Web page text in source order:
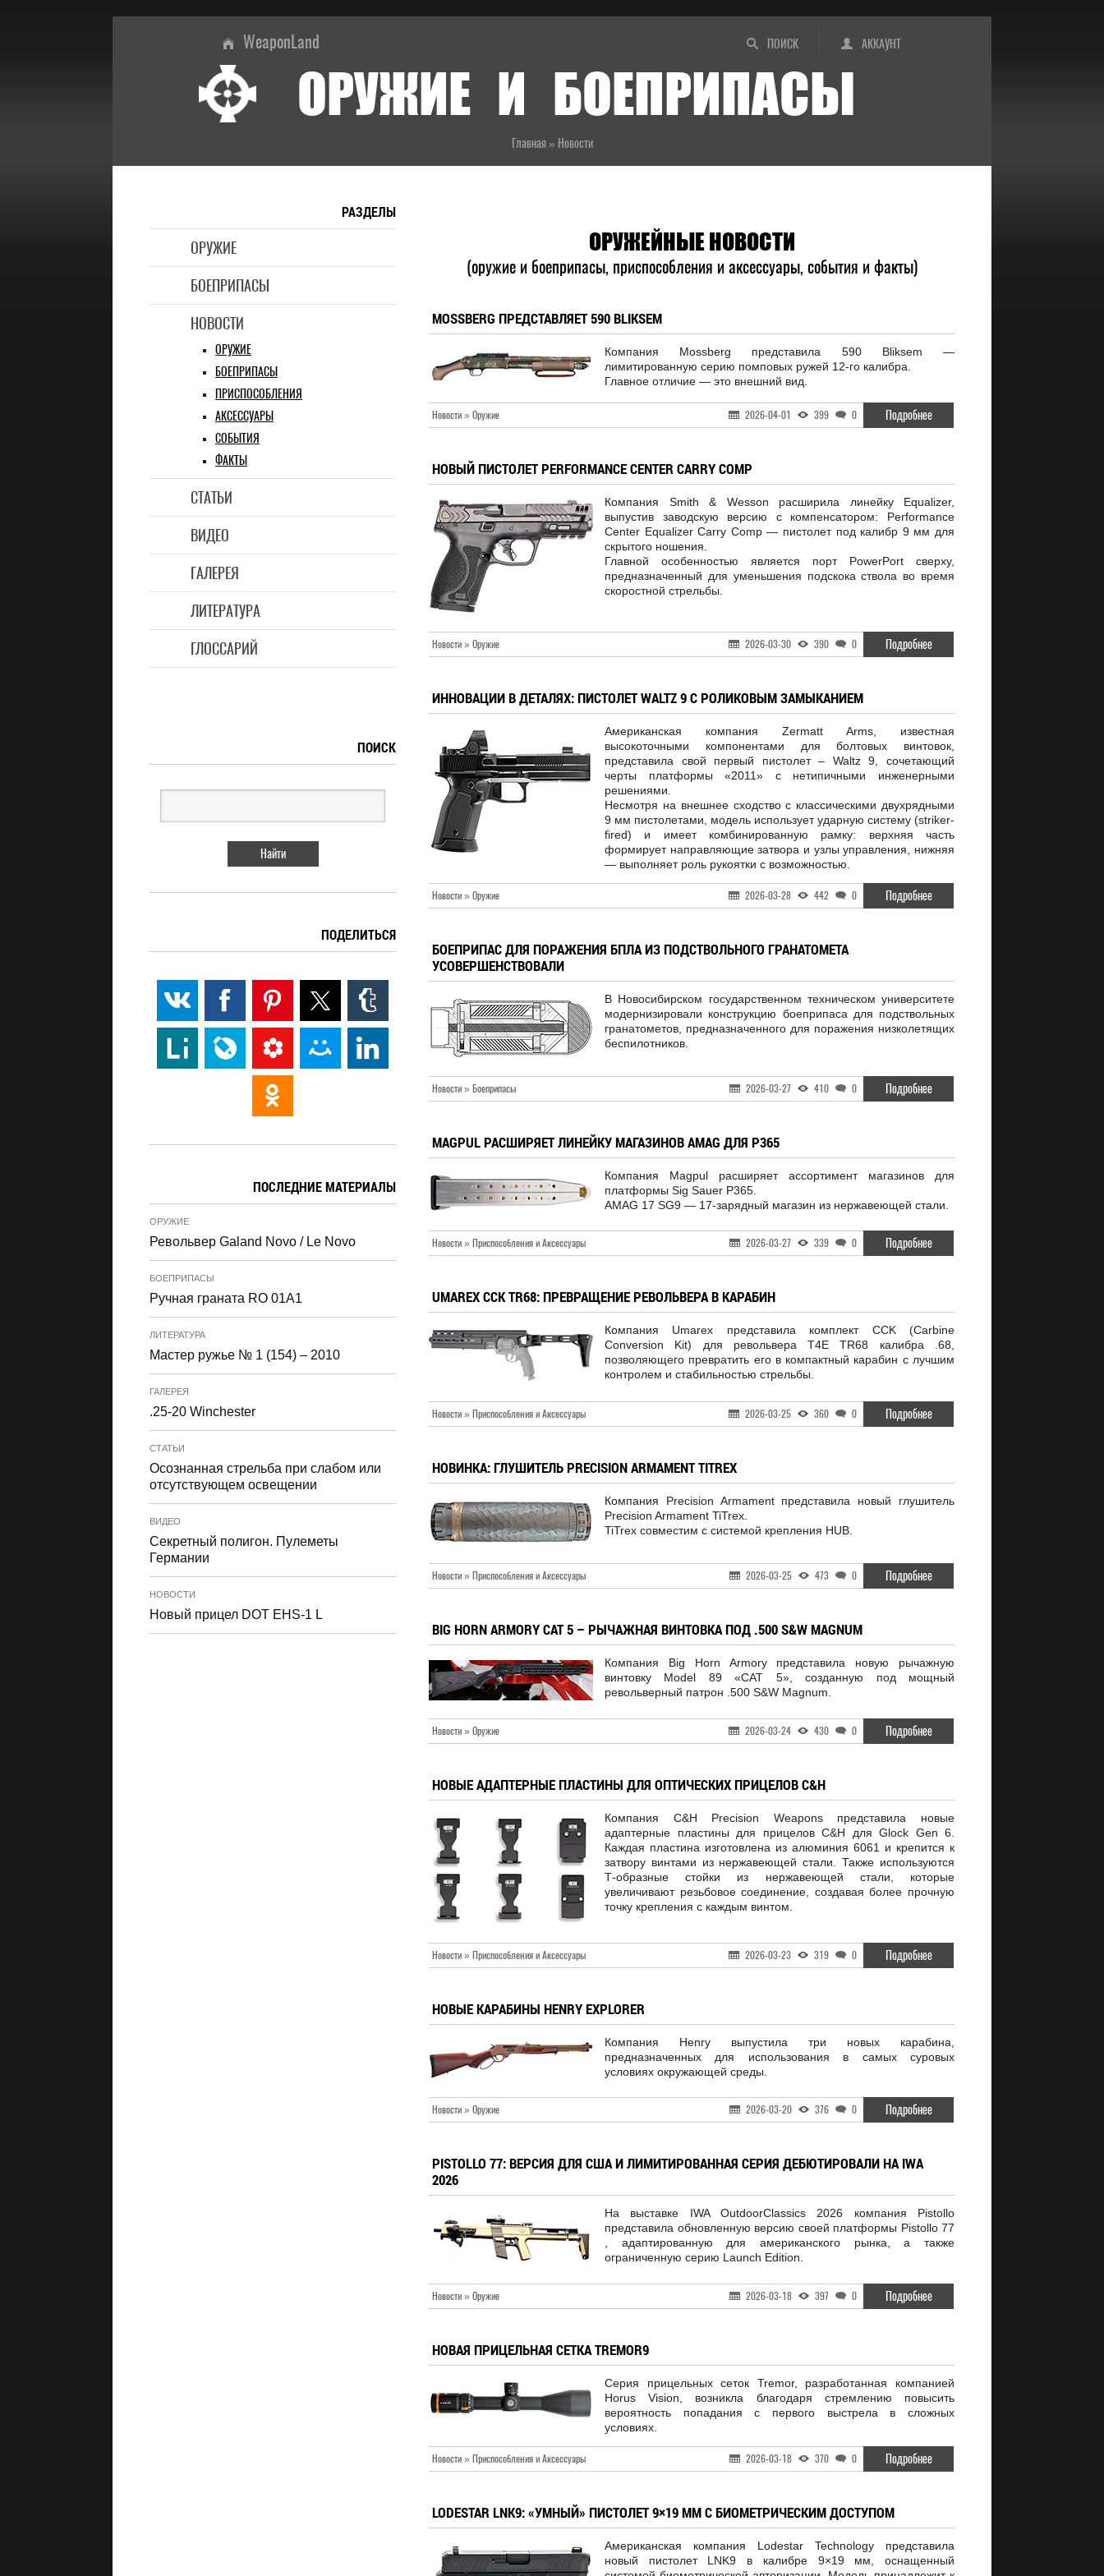
ПОИСК АККАУНТ
WeaponLand
ОРУЖИЕ И БОЕПРИПАСЫ
Главная» Новости
РАЗДЕЛЫ
ОРУЖИЕ
БОЕПРИПАСЫ
НОВОСТИ
ОРУЖИЕ
БОЕПРИПАСЫ
ПРИСПОСОБЛЕНИЯ
АКСЕССУАРЫ
СОБЫТИЯ
ФАКТЫ
СТАТЬИ
ВИДЕО
ГАЛЕРЕЯ
ЛИТЕРАТУРА
ГЛОССАРИЙ
ОРУЖЕЙНЫЕ НОВОСТИ
(оружие и боеприпасы, приспособления и аксессуары, события и факты)
MOSSBERG ПРЕДСТАВЛЯЕТ 590 BLIKSEM
Компания Mossberg представила 590 Bliksem —
лимитированную серию помповых ружей 12-го калибра.
Главное отличие — это внешний вид.
Новости » Оружие 2026-04-01 399 0 Подробнее
НОВЫЙ ПИСТОЛЕТ PERFORMANCE CENTER CARRY COMP
Компания Smith & Wesson расширила линейку Equalizer,
выпустив заводскую версию с компенсатором: Performance
Center Equalizer Carry Comp — пистолет под калибр 9 мм для
скрытого ношения.
Главной особенностью является порт PowerPort сверху,
предназначенный для уменьшения подскока ствола во время
скоростной стрельбы.
Новости » Оружие 2026-03-30 390 0 Подробнее
ИННОВАЦИИ В ДЕТАЛЯХ: ПИСТОЛЕТ WALTZ 9 С РОЛИКОВЫМ ЗАМЫКАНИЕМ
Американская компания Zermatt Arms, известная
высокоточными компонентами для болтовых винтовок,
представила свой первый пистолет – Waltz 9, сочетающий
черты платформы «2011» с нетипичными инженерными
решениями.
Несмотря на внешнее сходство с классическими двухрядными
9 мм пистолетами, модель использует ударную систему (striker-
fired) и имеет комбинированную рамку: верхняя часть
формирует направляющие затвора и узлы управления, нижняя
— выполняет роль рукоятки с возможностью.
Новости » Оружие 2026-03-28 442 0 Подробнее
БОЕПРИПАС ДЛЯ ПОРАЖЕНИЯ БПЛА ИЗ ПОДСТВОЛЬНОГО ГРАНАТОМЕТА
УСОВЕРШЕНСТВОВАЛИ
В Новосибирском государственном техническом университете
модернизировали конструкцию боеприпаса для подствольных
гранатометов, предназначенного для поражения низколетящих
беспилотников.
Новости » Боеприпасы 2026-03-27 410 0 Подробнее
MAGPUL РАСШИРЯЕТ ЛИНЕЙКУ МАГАЗИНОВ AMAG ДЛЯ P365
Компания Magpul расширяет ассортимент магазинов для
платформы Sig Sauer P365.
AMAG 17 SG9 — 17-зарядный магазин из нержавеющей стали.
Новости » Приспособления и Аксессуары 2026-03-27 339 0 Подробнее
UMAREX CCK TR68: ПРЕВРАЩЕНИЕ РЕВОЛЬВЕРА В КАРАБИН
Компания Umarex представила комплект CCK (Carbine
Conversion Kit) для револьвера T4E TR68 калибра .68,
позволяющего превратить его в компактный карабин с лучшим
контролем и стабильностью стрельбы.
Новости » Приспособления и Аксессуары 2026-03-25 360 0 Подробнее
НОВИНКА: ГЛУШИТЕЛЬ PRECISION ARMAMENT TITREX
Компания Precision Armament представила новый глушитель
Precision Armament TiTrex.
TiTrex совместим с системой крепления HUB.
Новости » Приспособления и Аксессуары 2026-03-25 473 0 Подробнее
BIG HORN ARMORY CAT 5 – РЫЧАЖНАЯ ВИНТОВКА ПОД .500 S&W MAGNUM
Компания Big Horn Armory представила новую рычажную
винтовку Model 89 «CAT 5», созданную под мощный
револьверный патрон .500 S&W Magnum.
Новости » Оружие 2026-03-24 430 0 Подробнее
НОВЫЕ АДАПТЕРНЫЕ ПЛАСТИНЫ ДЛЯ ОПТИЧЕСКИХ ПРИЦЕЛОВ C&H
Компания C&H Precision Weapons представила новые
адаптерные пластины для прицелов C&H для Glock Gen 6.
Каждая пластина изготовлена из алюминия 6061 и крепится к
затвору винтами из нержавеющей стали. Также используются
Т-образные стойки из нержавеющей стали, которые
увеличивают резьбовое соединение, создавая более прочную
точку крепления с каждым винтом.
Новости » Приспособления и Аксессуары 2026-03-23 319 0 Подробнее
НОВЫЕ КАРАБИНЫ HENRY EXPLORER
Компания Henry выпустила три новых карабина,
предназначенных для использования в самых суровых
условиях окружающей среды.
Новости » Оружие 2026-03-20 376 0 Подробнее
PISTOLLO 77: ВЕРСИЯ ДЛЯ США И ЛИМИТИРОВАННАЯ СЕРИЯ ДЕБЮТИРОВАЛИ НА IWA
2026
На выставке IWA OutdoorClassics 2026 компания Pistollo
представила обновленную версию своей платформы Pistollo 77
, адаптированную для американского рынка, а также
ограниченную серию Launch Edition.
Новости » Оружие 2026-03-18 397 0 Подробнее
НОВАЯ ПРИЦЕЛЬНАЯ СЕТКА TREMOR9
Серия прицельных сеток Tremor, разработанная компанией
Horus Vision, возникла благодаря стремлению повысить
вероятность попадания с первого выстрела в сложных
условиях.
Новости » Приспособления и Аксессуары 2026-03-18 370 0 Подробнее
LODESTAR LNK9: «УМНЫЙ» ПИСТОЛЕТ 9×19 ММ С БИОМЕТРИЧЕСКИМ ДОСТУПОМ
Американская компания Lodestar Technology представила
новый пистолет LNK9 в калибре 9×19 мм, оснащенный
ПОИСК
ПОДЕЛИТЬСЯ
ПОСЛЕДНИЕ МАТЕРИАЛЫ
ОРУЖИЕ
Револьвер Galand Novo / Le Novo
БОЕПРИПАСЫ
Ручная граната RO 01A1
ЛИТЕРАТУРА
Мастер ружье № 1 (154) – 2010
ГАЛЕРЕЯ
.25-20 Winchester
СТАТЬИ
Осознанная стрельба при слабом или
отсутствующем освещении
ВИДЕО
Секретный полигон. Пулеметы
Германии
НОВОСТИ
Новый прицел DOT EHS-1 L